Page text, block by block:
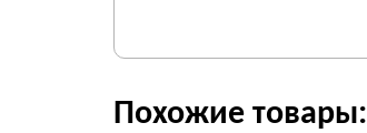
Похожие товары: